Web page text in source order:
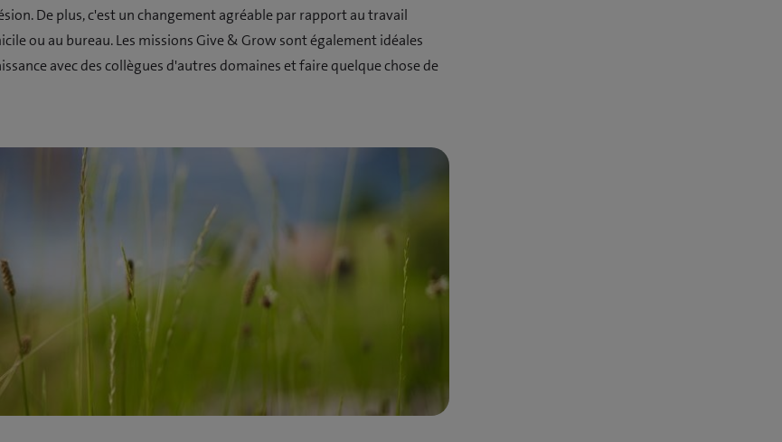
De plus, c'est un changement agréable par rapport au travail
ou au bureau. Les missions Give & Grow sont également idéales
avec des collègues d'autres domaines et faire quelque chose de